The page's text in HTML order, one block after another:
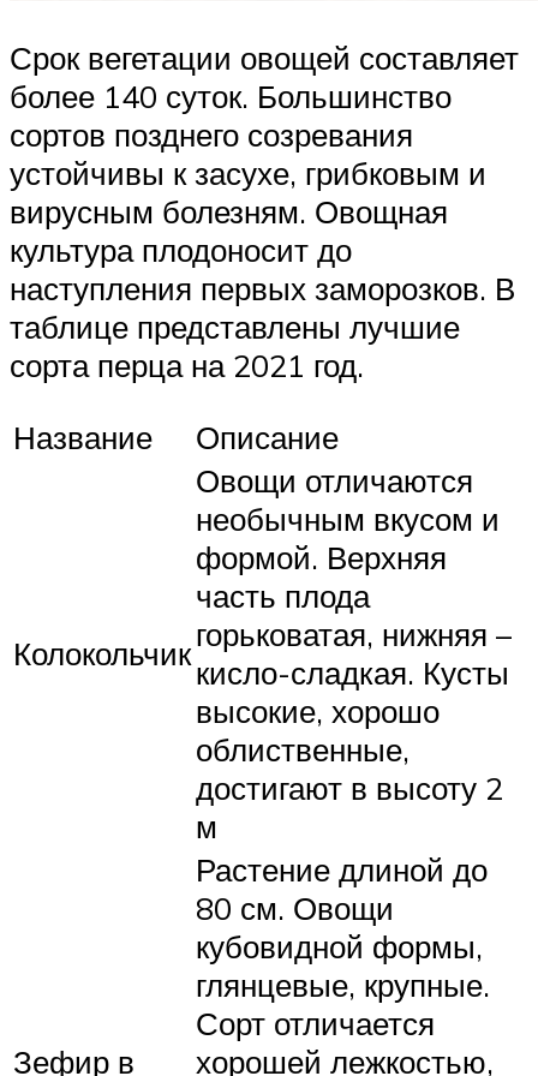
Срок вегетации овощей составляет
более 140 суток. Большинство
сортов позднего созревания
устойчивы к засухе, грибковым и
вирусным болезням. Овощная
культура плодоносит до
наступления первых заморозков. В
таблице представлены лучшие
сорта перца на 2021 год.
Название
Описание
Колокольчик
Овощи отличаются
необычным вкусом и
формой. Верхняя
часть плода
горьковатая, нижняя –
кисло-сладкая. Кусты
высокие, хорошо
облиственные,
достигают в высоту 2
м
Зефир в
Растение длиной до
80 см. Овощи
кубовидной формы,
глянцевые, крупные.
Сорт отличается
хорошей лежкостью,